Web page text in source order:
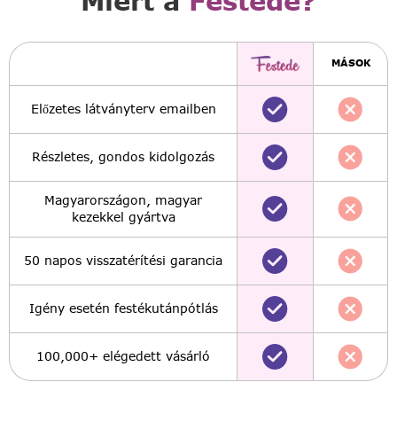
MÁSOK
Előzetes látványterv emailben
Részletes, gondos kidolgozás
Magyarországon, magyar
kezekkel gyártva
50 napos visszatérítési garancia
Igény esetén festékutánpótlás
100,000+ elégedett vásárló